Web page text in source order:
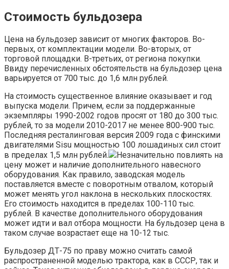
Стоимость бульдозера
Цена на бульдозер зависит от многих факторов. Во-
первых, от комплектации модели. Во-вторых, от
торговой площадки. В-третьих, от региона покупки.
Ввиду перечисленных обстоятельств на бульдозер цена
варьируется от 700 тыс. до 1,6 млн рублей.
На стоимость существенное влияние оказывает и год
выпуска модели. Причем, если за поддержанные
экземпляры 1990-2002 годов просят от 180 до 300 тыс.
рублей, то за модели 2010-2017 не менее 800-900 тыс.
Последняя ресталинговая версия 2009 года с финскими
двигателями Sisu мощностью 100 лошадиных сил стоит
в пределах 1,5 млн рублей.
Незначительно повлиять на
цену может и наличие дополнительного навесного
оборудования. Как правило, заводская модель
поставляется вместе с поворотным отвалом, который
может менять угол наклона в нескольких плоскостях.
Его стоимость находится в пределах 100-110 тыс.
рублей. В качестве дополнительного оборудования
может идти и вал отбора мощности. На бульдозер цена в
таком случае возрастает еще на 10-12 тыс.
Бульдозер ДТ-75 по праву можно считать самой
распространенной моделью трактора, как в СССР, так и